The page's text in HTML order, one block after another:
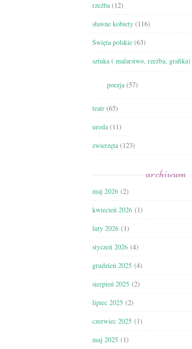
rzeźba (12)
sławne kobiety (116)
Święta polskie (63)
sztuka ( malarstwo, rzeźba, grafika)
poezja (57)
teatr (65)
uroda (11)
zwierzęta (123)
archiwum
maj 2026 (2)
kwiecień 2026 (1)
luty 2026 (1)
styczeń 2026 (4)
grudzień 2025 (4)
sierpień 2025 (2)
lipiec 2025 (2)
czerwiec 2025 (1)
maj 2025 (1)